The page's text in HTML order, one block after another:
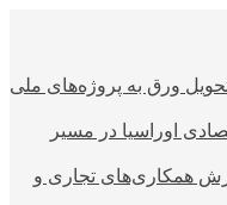
تحویل ورق به پروژه‌های ملی
اوراسیا در مسیر
همکاری‌های تجاری و